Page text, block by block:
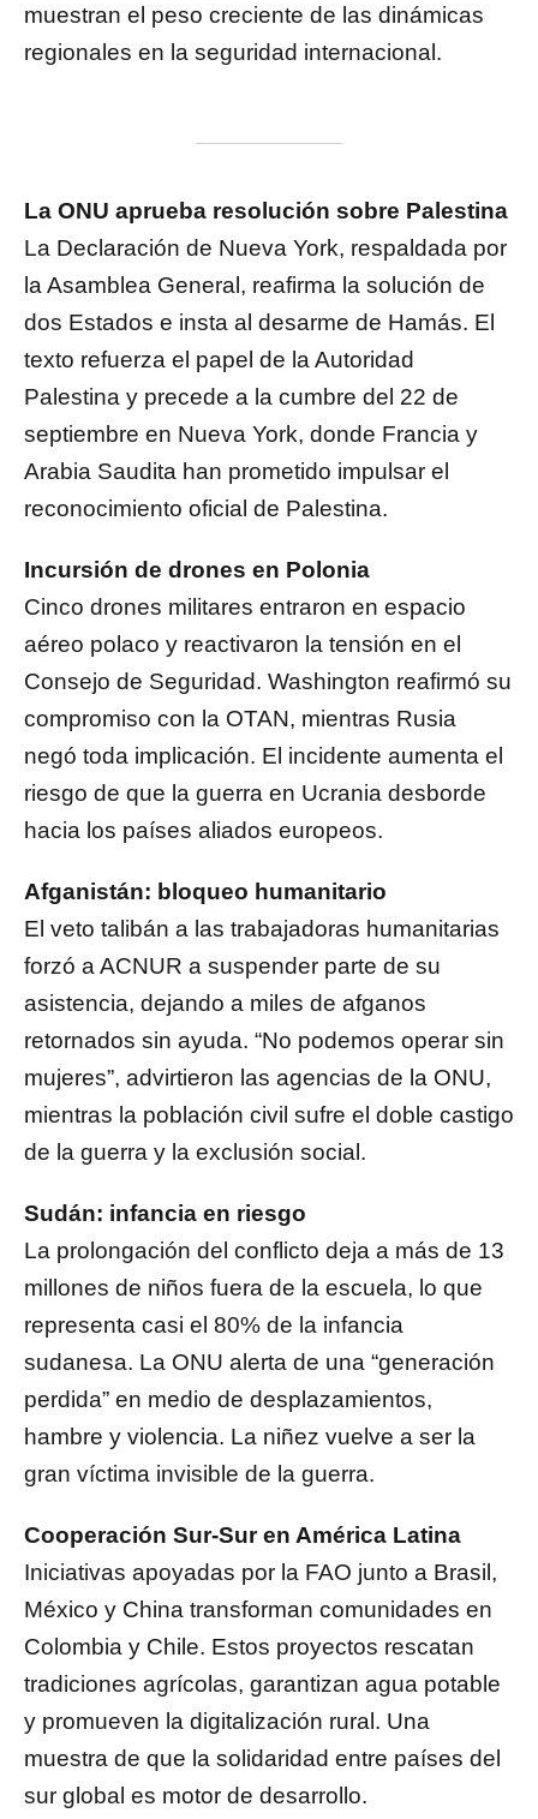
muestran el peso creciente de las dinámicas
regionales en la seguridad internacional.
La ONU aprueba resolución sobre Palestina
La Declaración de Nueva York, respaldada por
la Asamblea General, reafirma la solución de
dos Estados e insta al desarme de Hamás. El
texto refuerza el papel de la Autoridad
Palestina y precede a la cumbre del 22 de
septiembre en Nueva York, donde Francia y
Arabia Saudita han prometido impulsar el
reconocimiento oficial de Palestina.
Incursión de drones en Polonia
Cinco drones militares entraron en espacio
aéreo polaco y reactivaron la tensión en el
Consejo de Seguridad. Washington reafirmó su
compromiso con la OTAN, mientras Rusia
negó toda implicación. El incidente aumenta el
riesgo de que la guerra en Ucrania desborde
hacia los países aliados europeos.
Afganistán: bloqueo humanitario
El veto talibán a las trabajadoras humanitarias
forzó a ACNUR a suspender parte de su
asistencia, dejando a miles de afganos
retornados sin ayuda. “No podemos operar sin
mujeres”, advirtieron las agencias de la ONU,
mientras la población civil sufre el doble castigo
de la guerra y la exclusión social.
Sudán: infancia en riesgo
La prolongación del conflicto deja a más de 13
millones de niños fuera de la escuela, lo que
representa casi el 80% de la infancia
sudanesa. La ONU alerta de una “generación
perdida” en medio de desplazamientos,
hambre y violencia. La niñez vuelve a ser la
gran víctima invisible de la guerra.
Cooperación Sur-Sur en América Latina
Iniciativas apoyadas por la FAO junto a Brasil,
México y China transforman comunidades en
Colombia y Chile. Estos proyectos rescatan
tradiciones agrícolas, garantizan agua potable
y promueven la digitalización rural. Una
muestra de que la solidaridad entre países del
sur global es motor de desarrollo.